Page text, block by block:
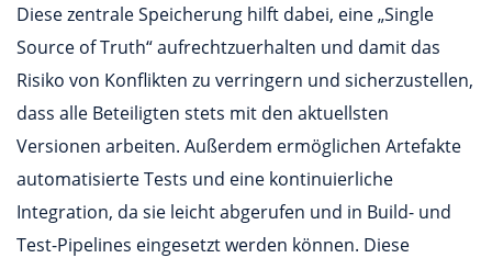
Diese zentrale Speicherung hilft dabei, eine „Single
Source of Truth“ aufrechtzuerhalten und damit das
Risiko von Konflikten zu verringern und sicherzustellen,
dass alle Beteiligten stets mit den aktuellsten
Versionen arbeiten. Außerdem ermöglichen Artefakte
automatisierte Tests und eine kontinuierliche
Integration, da sie leicht abgerufen und in Build- und
Test-Pipelines eingesetzt werden können. Diese